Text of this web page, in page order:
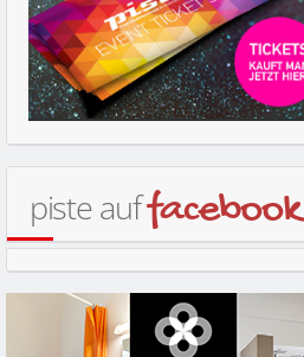
piste auffacebook